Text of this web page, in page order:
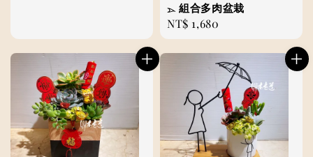
𓂄 組合多肉盆栽
Regular
price
NT$ 1,680